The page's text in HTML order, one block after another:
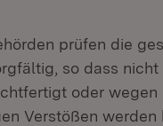
prüfen die
so dass
oder
Verstößen